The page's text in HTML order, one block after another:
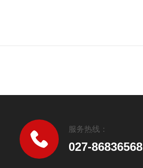
服务热线：
027-86836568